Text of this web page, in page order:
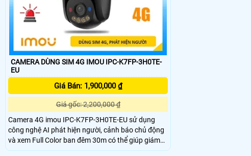
CAMERA DÙNG SIM 4G IMOU IPC-K7FP-3H0TE-
EU
Giá Bán: 1,900,000 ₫
Giá gốc: 2,200,000 ₫
Camera 4G imou IPC-K7FP-3H0TE-EU sử dụng
công nghệ AI phát hiện người, cảnh báo chủ động
và xem Full Color ban đêm 30m có thể giúp giám
sát tiến độ thi công và đảm bảo an ninh cho công